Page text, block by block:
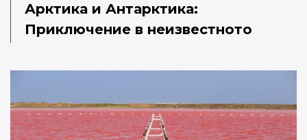
Арктика и Антарктика:
Приключение в неизвестното